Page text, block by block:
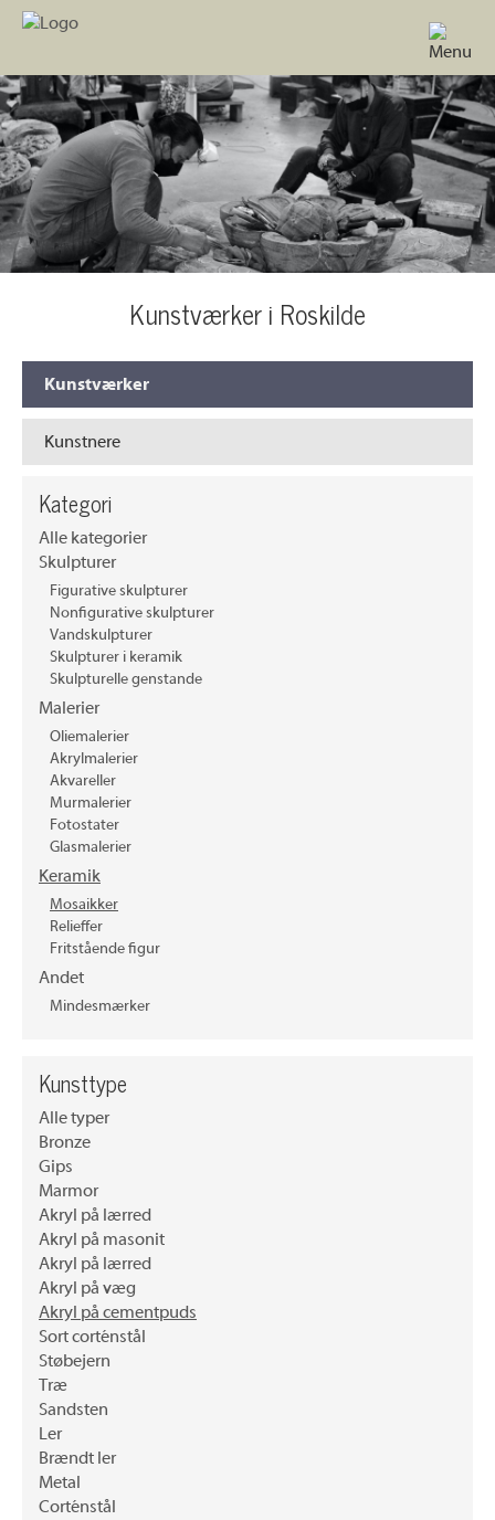
Kunstværker i Roskilde
Kunstværker
Kunstnere
Kategori
Alle kategorier
Skulpturer
Figurative skulpturer
Nonfigurative skulpturer
Vandskulpturer
Skulpturer i keramik
Skulpturelle genstande
Malerier
Oliemalerier
Akrylmalerier
Akvareller
Murmalerier
Fotostater
Glasmalerier
Keramik
Mosaikker
Relieffer
Fritstående figur
Andet
Mindesmærker
Kunsttype
Alle typer
Bronze
Gips
Marmor
Akryl på lærred
Akryl på masonit
Akryl på lærred
Akryl på væg
Akryl på cementpuds
Sort corténstål
Støbejern
Træ
Sandsten
Ler
Brændt ler
Metal
Corténstål